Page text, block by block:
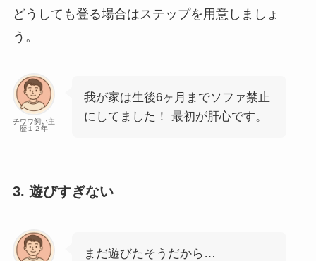
どうしても登る場合はステップを用意しましょ
う。
チワワ飼い主
歴１２年
我が家は生後6ヶ月までソファ禁止
にしてました！ 最初が肝心です。
3. 遊びすぎない
まだ遊びたそうだから…